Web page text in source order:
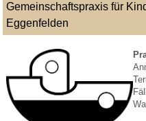
Gemeinschaftspraxis für
Eggenfelden